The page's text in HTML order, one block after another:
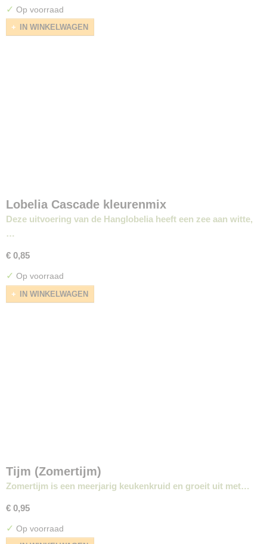
✓ Op voorraad
IN WINKELWAGEN
Lobelia Cascade kleurenmix
Deze uitvoering van de Hanglobelia heeft een zee aan witte,
…
€ 0,85
✓ Op voorraad
IN WINKELWAGEN
Tijm (Zomertijm)
Zomertijm is een meerjarig keukenkruid en groeit uit met…
€ 0,95
✓ Op voorraad